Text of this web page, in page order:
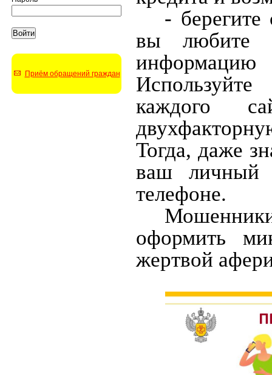
Приём обращений граждан
-
вы любите
каждого
Тогда, даже
ваш личный
телефоне.
оформить
жертвой